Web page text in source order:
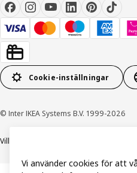
Cookie-inställningar
© Inter IKEA Systems B.V. 1999-2026
Villkor
Vi använder cookies för att